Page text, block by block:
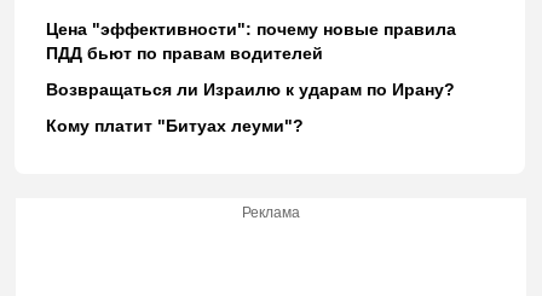
Цена "эффективности": почему новые правила
ПДД бьют по правам водителей
Возвращаться ли Израилю к ударам по Ирану?
Кому платит "Битуах леуми"?
Реклама